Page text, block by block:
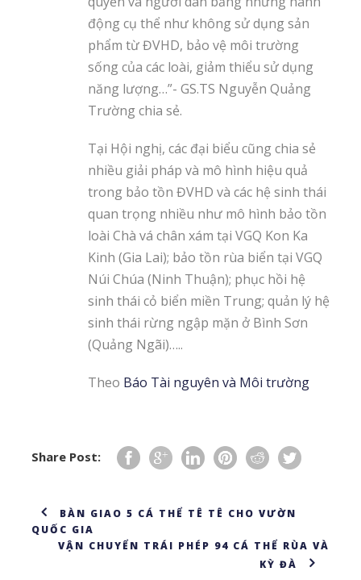
động cụ thể như không sử dụng sản
phẩm từ ĐVHD, bảo vệ môi trường
sống của các loài, giảm thiểu sử dụng
năng lượng…”- GS.TS Nguyễn Quảng
Trường chia sẻ.
Tại Hội nghị, các đại biểu cũng chia sẻ
nhiều giải pháp và mô hình hiệu quả
trong bảo tồn ĐVHD và các hệ sinh thái
quan trọng nhiều như mô hình bảo tồn
loài Chà vá chân xám tại VGQ Kon Ka
Kinh (Gia Lai); bảo tồn rùa biển tại VGQ
Núi Chúa (Ninh Thuận); phục hồi hệ
sinh thái cỏ biển miền Trung; quản lý hệ
sinh thái rừng ngập mặn ở Bình Sơn
(Quảng Ngãi)…..
Theo Báo Tài nguyên và Môi trường
Share Post:
BÀN GIAO 5 CÁ THỂ TÊ TÊ CHO VƯỜN
QUỐC GIA
VẬN CHUYỂN TRÁI PHÉP 94 CÁ THỂ RÙA VÀ
KỲ ĐÀ